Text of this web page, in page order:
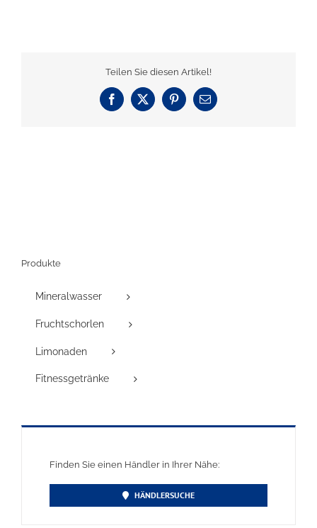
Teilen Sie diesen Artikel!
Facebook
X PinterestE-
Mail
Produkte
Mineralwasser
Fruchtschorlen
Limonaden
Fitnessgetränke
Finden Sie einen Händler in Ihrer Nähe:
HÄNDLERSUCHE